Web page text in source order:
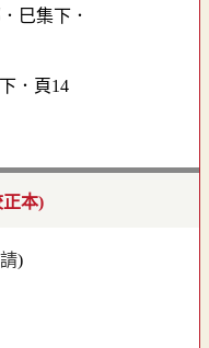
．頁14
本)
)